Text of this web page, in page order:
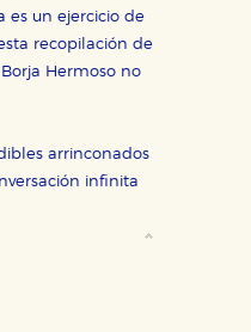
es un ejercicio de
recopilación de
Hermoso no
arrinconados
infinita